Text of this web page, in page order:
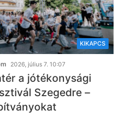
KIKAPCS
2026, július 7. 10:07
a jótékonysági
Szegedre –